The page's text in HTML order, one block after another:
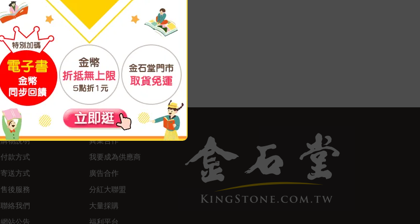
客服中心
購物說明
付款方式
寄送方式
售後服務
聯絡我們
網站公告
合作與服務
異業合作
我要成為供應商
廣告合作
分紅大聯盟
大量採購
福利平台